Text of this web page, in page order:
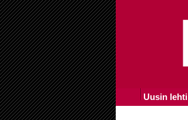
Uusin lehti